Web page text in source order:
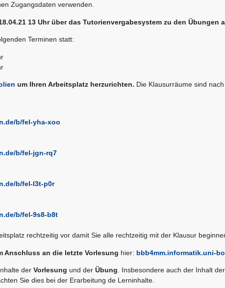
Zugangsdaten verwenden.
13 Uhrüber das Tutorienvergabesystem zu den Übungen
Terminen statt:
um Ihren Arbeitsplatz herzurichten. Die Klausurräume sind nach
b/fel-yha-xoo
b/fel-jgn-rq7
b/fel-l3t-p0r
b/fel-9s8-b8t
rechtzeitig vor damit Sie alle rechtzeitig mit der Klausur
Anschluss an die letzte Vorlesung hier: bbb4mm.informatik.uni-
der Vorlesung und der Übung. Insbesondere auch der Inhalt
Sie dies bei der Erarbeitung de Lerninhalte.